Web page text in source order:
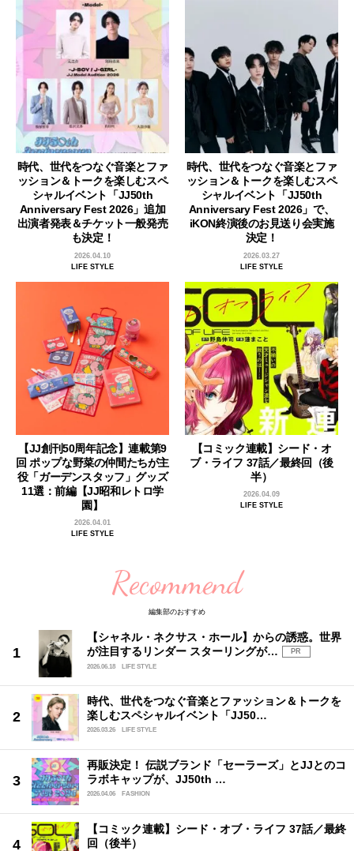
時代、世代をつなぐ音楽とファ
ッション＆トークを楽しむスペ
シャルイベント「JJ50th
Anniversary Fest 2026」追加
出演者発表＆チケット一般発売
も決定！
2026.04.10
LIFE STYLE
時代、世代をつなぐ音楽とファ
ッション＆トークを楽しむスペ
シャルイベント「JJ50th
Anniversary Fest 2026」で、
iKON終演後のお見送り会実施
決定！
2026.03.27
LIFE STYLE
【JJ創刊50周年記念】連載第9
回 ポップな野菜の仲間たちが主
役「ガーデンスタッフ」グッズ
11選：前編【JJ昭和レトロ学
園】
2026.04.01
LIFE STYLE
【コミック連載】シード・オ
ブ・ライフ 37話／最終回（後
半）
2026.04.09
LIFE STYLE
Recommend
編集部のおすすめ
【シャネル・ネクサス・ホール】からの誘惑。世界
が注目するリンダー スターリングが…
PR
2026.06.18
LIFE STYLE
時代、世代をつなぐ音楽とファッション＆トークを
楽しむスペシャルイベント「JJ50…
2026.03.26 LIFE STYLE
再販決定！ 伝説ブランド「セーラーズ」とJJとのコ
ラボキャップが、JJ50th …
2026.04.06 FASHION
【コミック連載】シード・オブ・ライフ 37話／最終
回（後半）